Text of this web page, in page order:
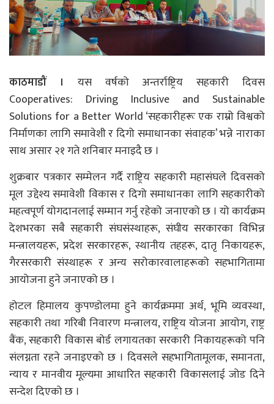
काठमाडौं । यस वर्षको अन्तर्राष्ट्रिय सहकारी दिवस
Cooperatives: Driving Inclusive and Sustainable
Solutions for a Better World ‘सहकारीहरूः एक राम्रो विश्वको
निर्माणका लागि समावेशी र दिगो समाधानका संवाहक’ भन्ने नाराका
साथ असार २१ गते शनिबार मनाइदै छ ।
शुक्रबार पत्रकार सम्मेलन गर्दै राष्ट्रिय सहकारी महासंघले दिवसको
मूल उद्देश्य समावेशी विकास र दिगो समाधानका लागि सहकारीको
महत्वपूर्ण योगदानलाई सम्मान गर्नु रहेको जनाएको छ । यो कार्यक्रम
देशभरका सबै सहकारी संघसंस्थाहरू, संघीय सरकारका विभिन्न
मन्त्रालयहरू, प्रदेश सरकारहरू, स्थानीय तहहरू, दातृ निकायहरू,
गैरसरकारी संस्थाहरू र अन्य सरोकारवालाहरूको सहभागितामा
आयोजना हुने जनाएको छ ।
होटल हिमालय कुपण्डोलमा हुने कार्यक्रममा अर्थ, भूमि व्यवस्था,
सहकारी तथा गरिबी निवारण मन्त्रालय, राष्ट्रिय योजना आयोग, राष्ट्र
बैंक, सहकारी विकास बोर्ड लगायतका सरकारी निकायहरूको पनि
संलग्नता रहने जनाइएको छ । दिवसले सहभागितामूलक, समानता,
न्याय र मानवीय मूल्यमा आधारित सहकारी विकासलाई जोड दिने
सन्देश दिएको छ ।